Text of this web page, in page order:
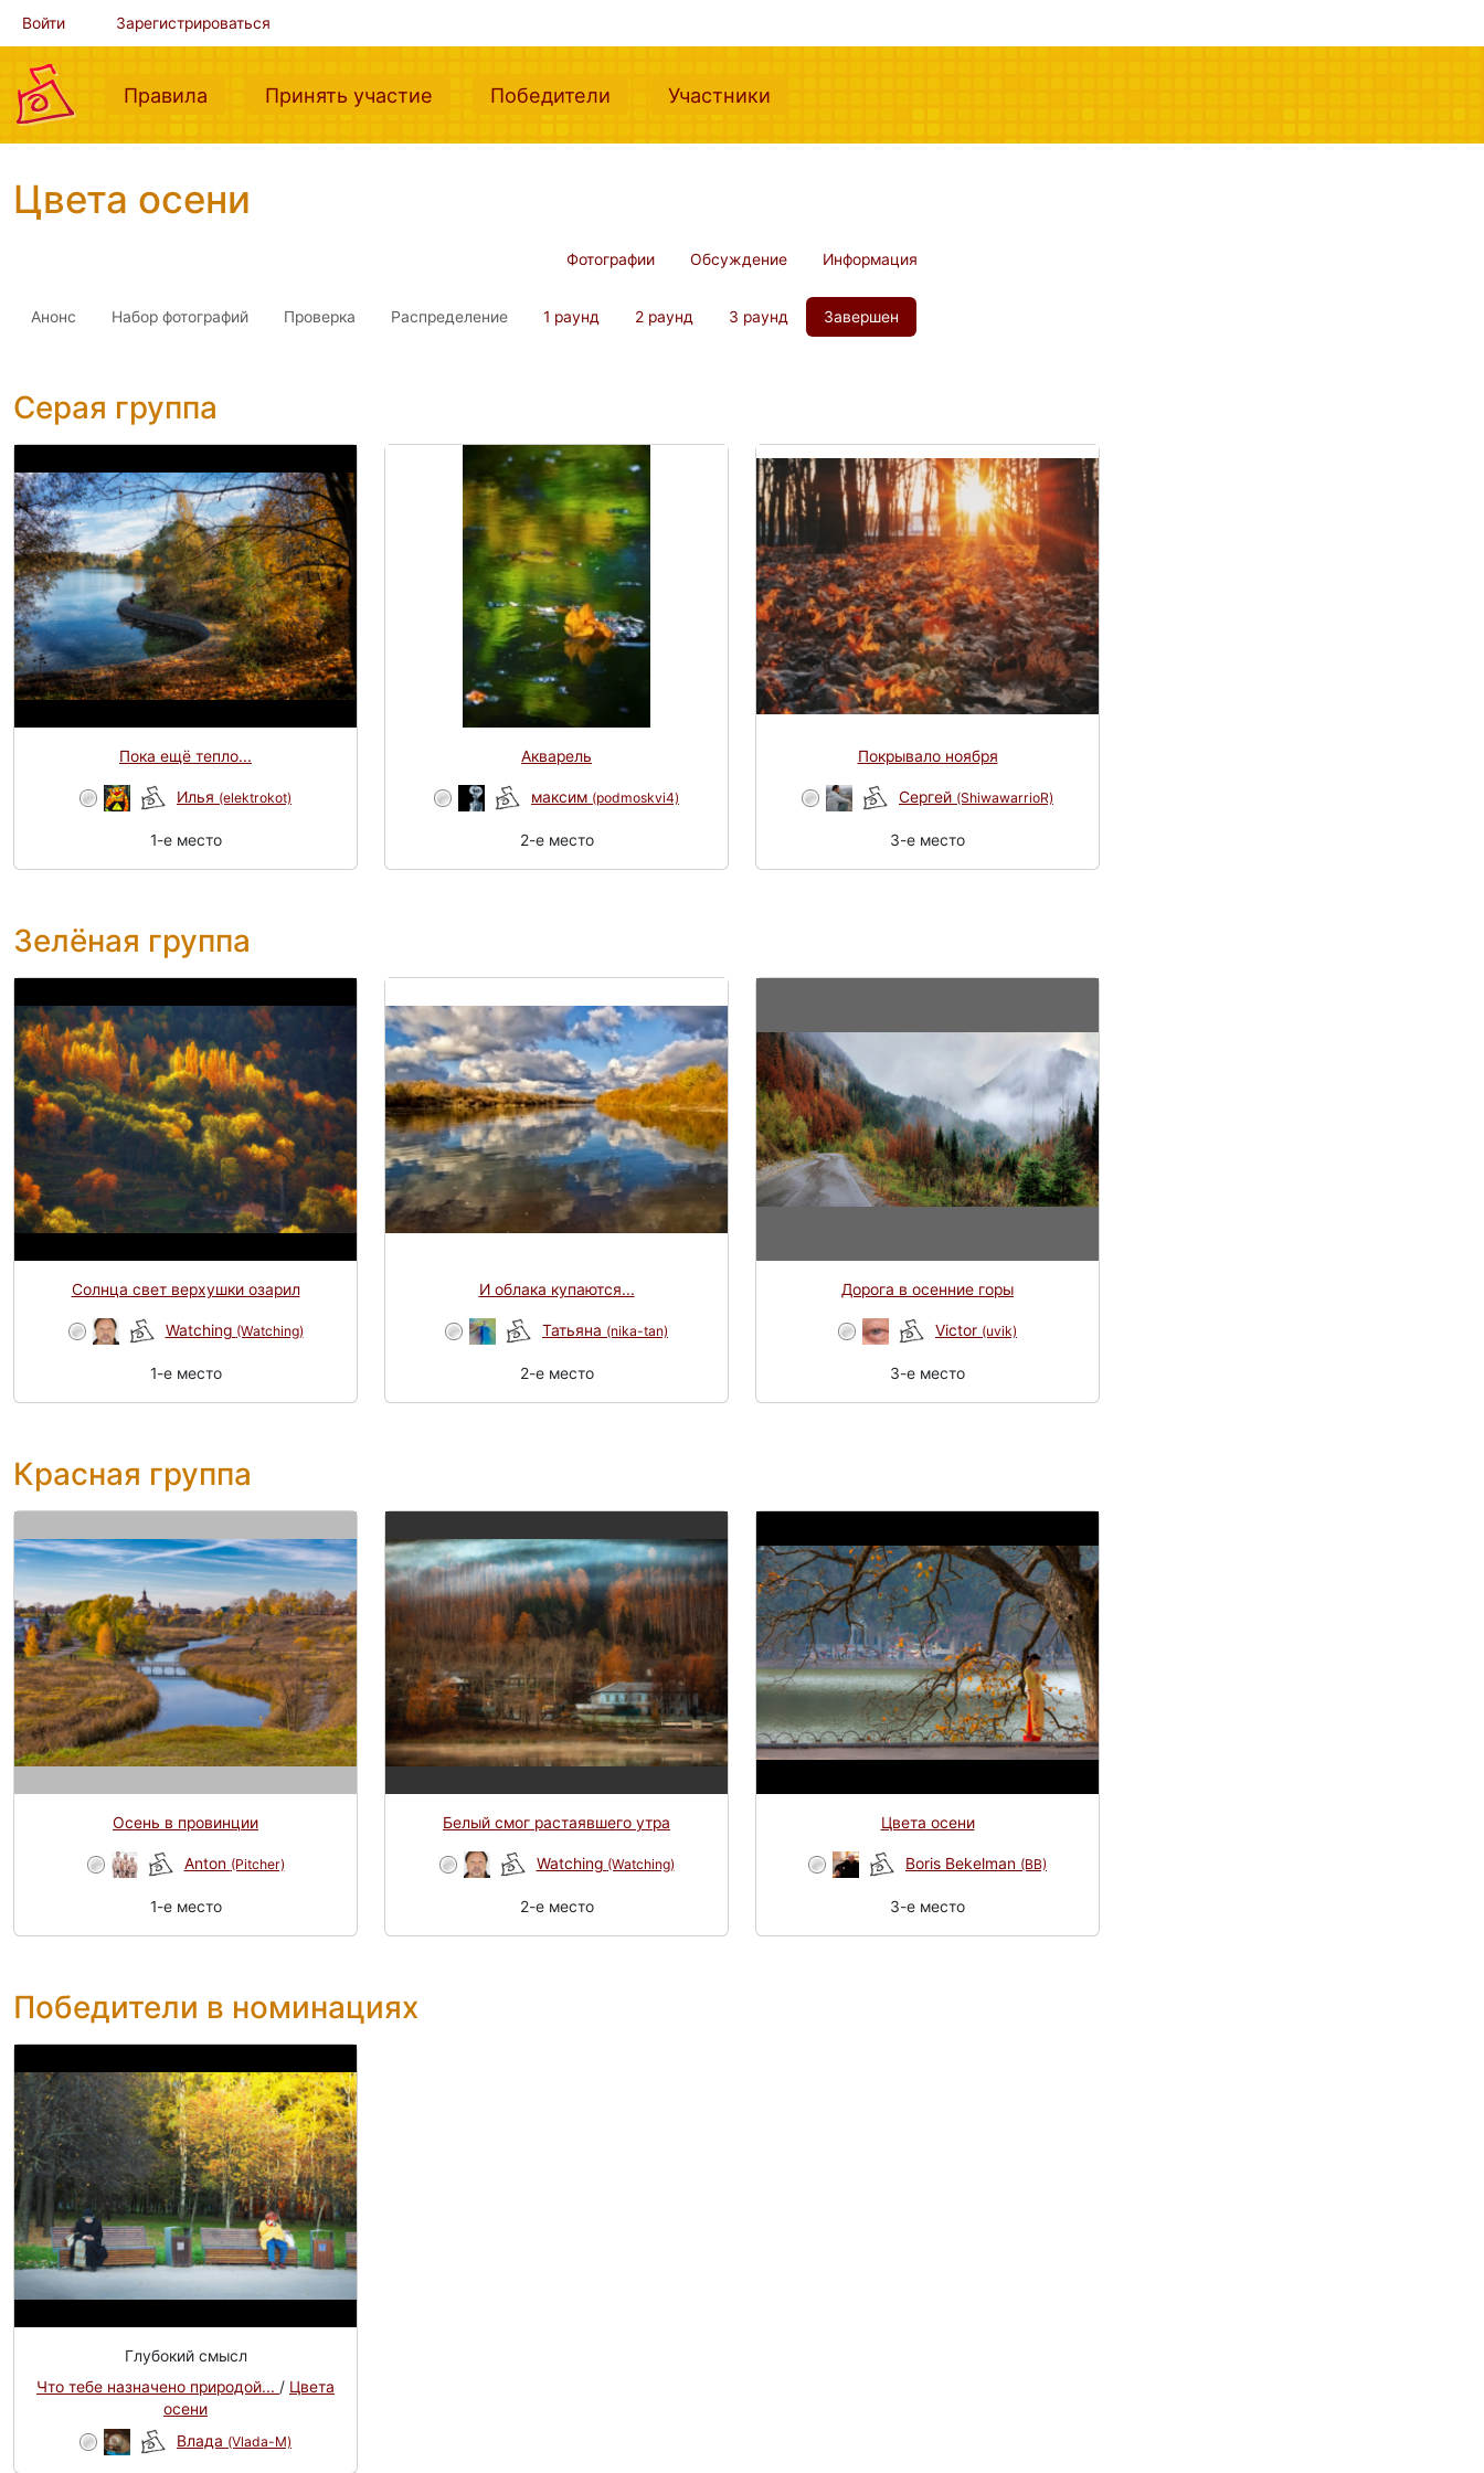
Войти Зарегистрироваться
Правила (current)Принять участие (current)Победители (current)Участники
Цвета осени
Фотографии Обсуждение Информация
Анонс Набор фотографий Проверка Распределение 1 раунд 2 раунд 3 раунд Завершен
Серая группа
Пока ещё тепло...
Илья (elektrokot)
1-e место
Акварель
максим (podmoskvi4)
2-e место
Покрывало ноября
Сергей (ShiwawarrioR)
3-e место
Зелёная группа
Солнца свет верхушки озарил
Watching (Watching)
1-e место
И облака купаются...
Татьяна (nika-tan)
2-e место
Дорога в осенние горы
Victor (uvik)
3-e место
Красная группа
Осень в провинции
Anton (Pitcher)
1-e место
Белый смог растаявшего утра
Watching (Watching)
2-e место
Цвета осени
Boris Bekelman (BB)
3-e место
Победители в номинациях
Глубокий смысл
Что тебе назначено природой... / Цвета
осени
Влада (Vlada-M)